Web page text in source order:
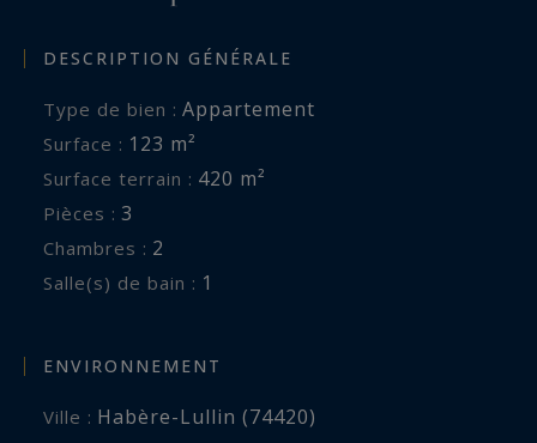
voiture des rives du lac et de l'art de vivre de
Thonon-les-Bains.
LAC LEMAN SOTHEBY'S INTERNATIONAL
PROPRIÉTÉS DE LUXE AU BORD DU LAC LÉMAN
ET SES ENVIRONS.
DESCRIPTION GÉNÉRALE
Type de bien : Appartement
Surface : 123 m²
Surface terrain : 420 m²
Pièces : 3
Chambres : 2
Salle(s) de bain : 1
ENVIRONNEMENT
Ville : Habère-Lullin (74420)